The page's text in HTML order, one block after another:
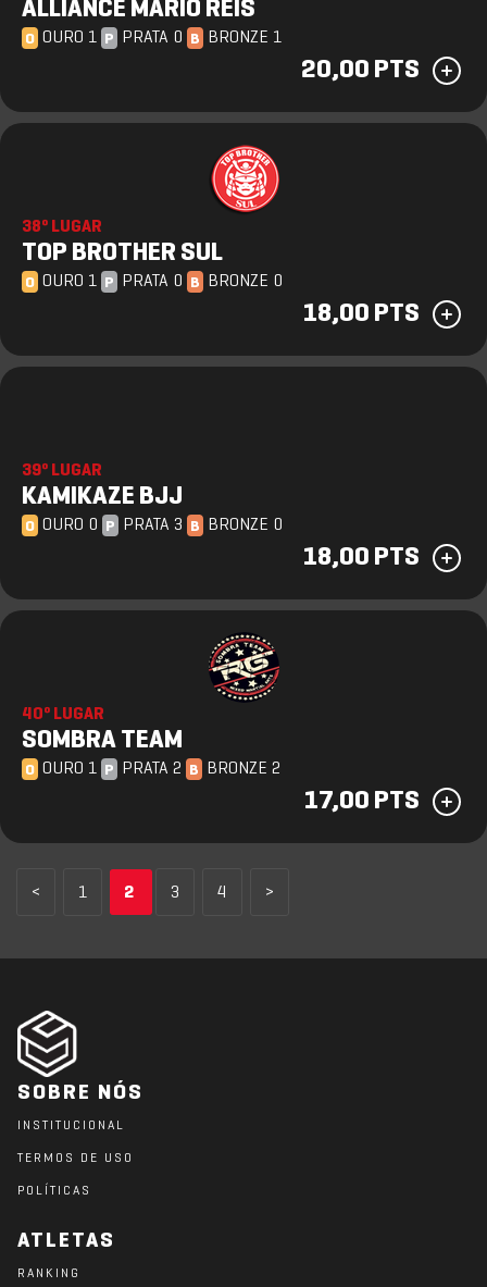
ALLIANCE MARIO REIS
O OURO 1 P PRATA 0 B BRONZE 1
20,00 PTS
38º LUGAR
TOP BROTHER SUL
O OURO 1 P PRATA 0 B BRONZE 0
18,00 PTS
39º LUGAR
KAMIKAZE BJJ
O OURO 0 P PRATA 3 B BRONZE 0
18,00 PTS
40º LUGAR
SOMBRA TEAM
O OURO 1 P PRATA 2 B BRONZE 2
17,00 PTS
< 1 2 3 4 >
SOBRE NÓS
INSTITUCIONAL
TERMOS DE USO
POLÍTICAS
ATLETAS
RANKING